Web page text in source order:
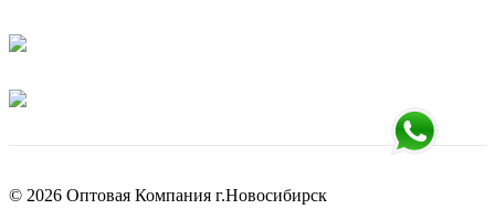
© 2026 Оптовая Компания г.Новосибирск